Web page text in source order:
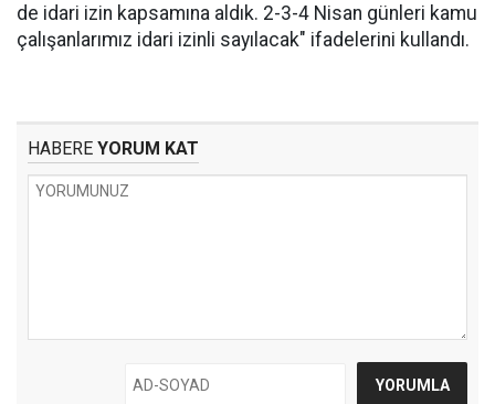
de idari izin kapsamına aldık. 2-3-4 Nisan günleri kamu
çalışanlarımız idari izinli sayılacak" ifadelerini kullandı.
HABERE YORUM KAT